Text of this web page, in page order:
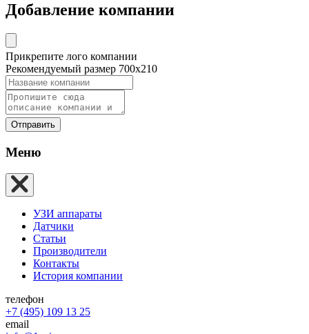
Добавление компании
Прикрепите лого компании
Рекомендуемый размер 700х210
Отправить
Меню
УЗИ аппараты
Датчики
Статьи
Производители
Контакты
История компании
телефон
+7 (495) 109 13 25
email